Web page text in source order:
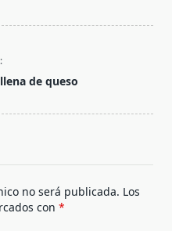
de queso
no será publicada. Los
con *